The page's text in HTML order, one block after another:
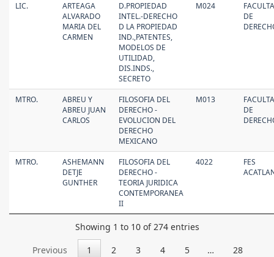
LIC.
ARTEAGA
ALVARADO
MARIA DEL
CARMEN
D.PROPIEDAD
INTEL.-DERECHO
D LA PROPIEDAD
IND.,PATENTES,
MODELOS DE
UTILIDAD,
DIS.INDS.,
SECRETO
M024
DE
MTRO.
ABREU Y
ABREU JUAN
CARLOS
FILOSOFIA DEL
DERECHO -
EVOLUCION DEL
DERECHO
MEXICANO
M013
DE
MTRO.
ASHEMANN
DETJE
GUNTHER
FILOSOFIA DEL
DERECHO -
TEORIA JURIDICA
CONTEMPORANEA
II
4022
FES
Showing 1 to 10 of 274 entries
Previous 1 2 3 4 5 …
28